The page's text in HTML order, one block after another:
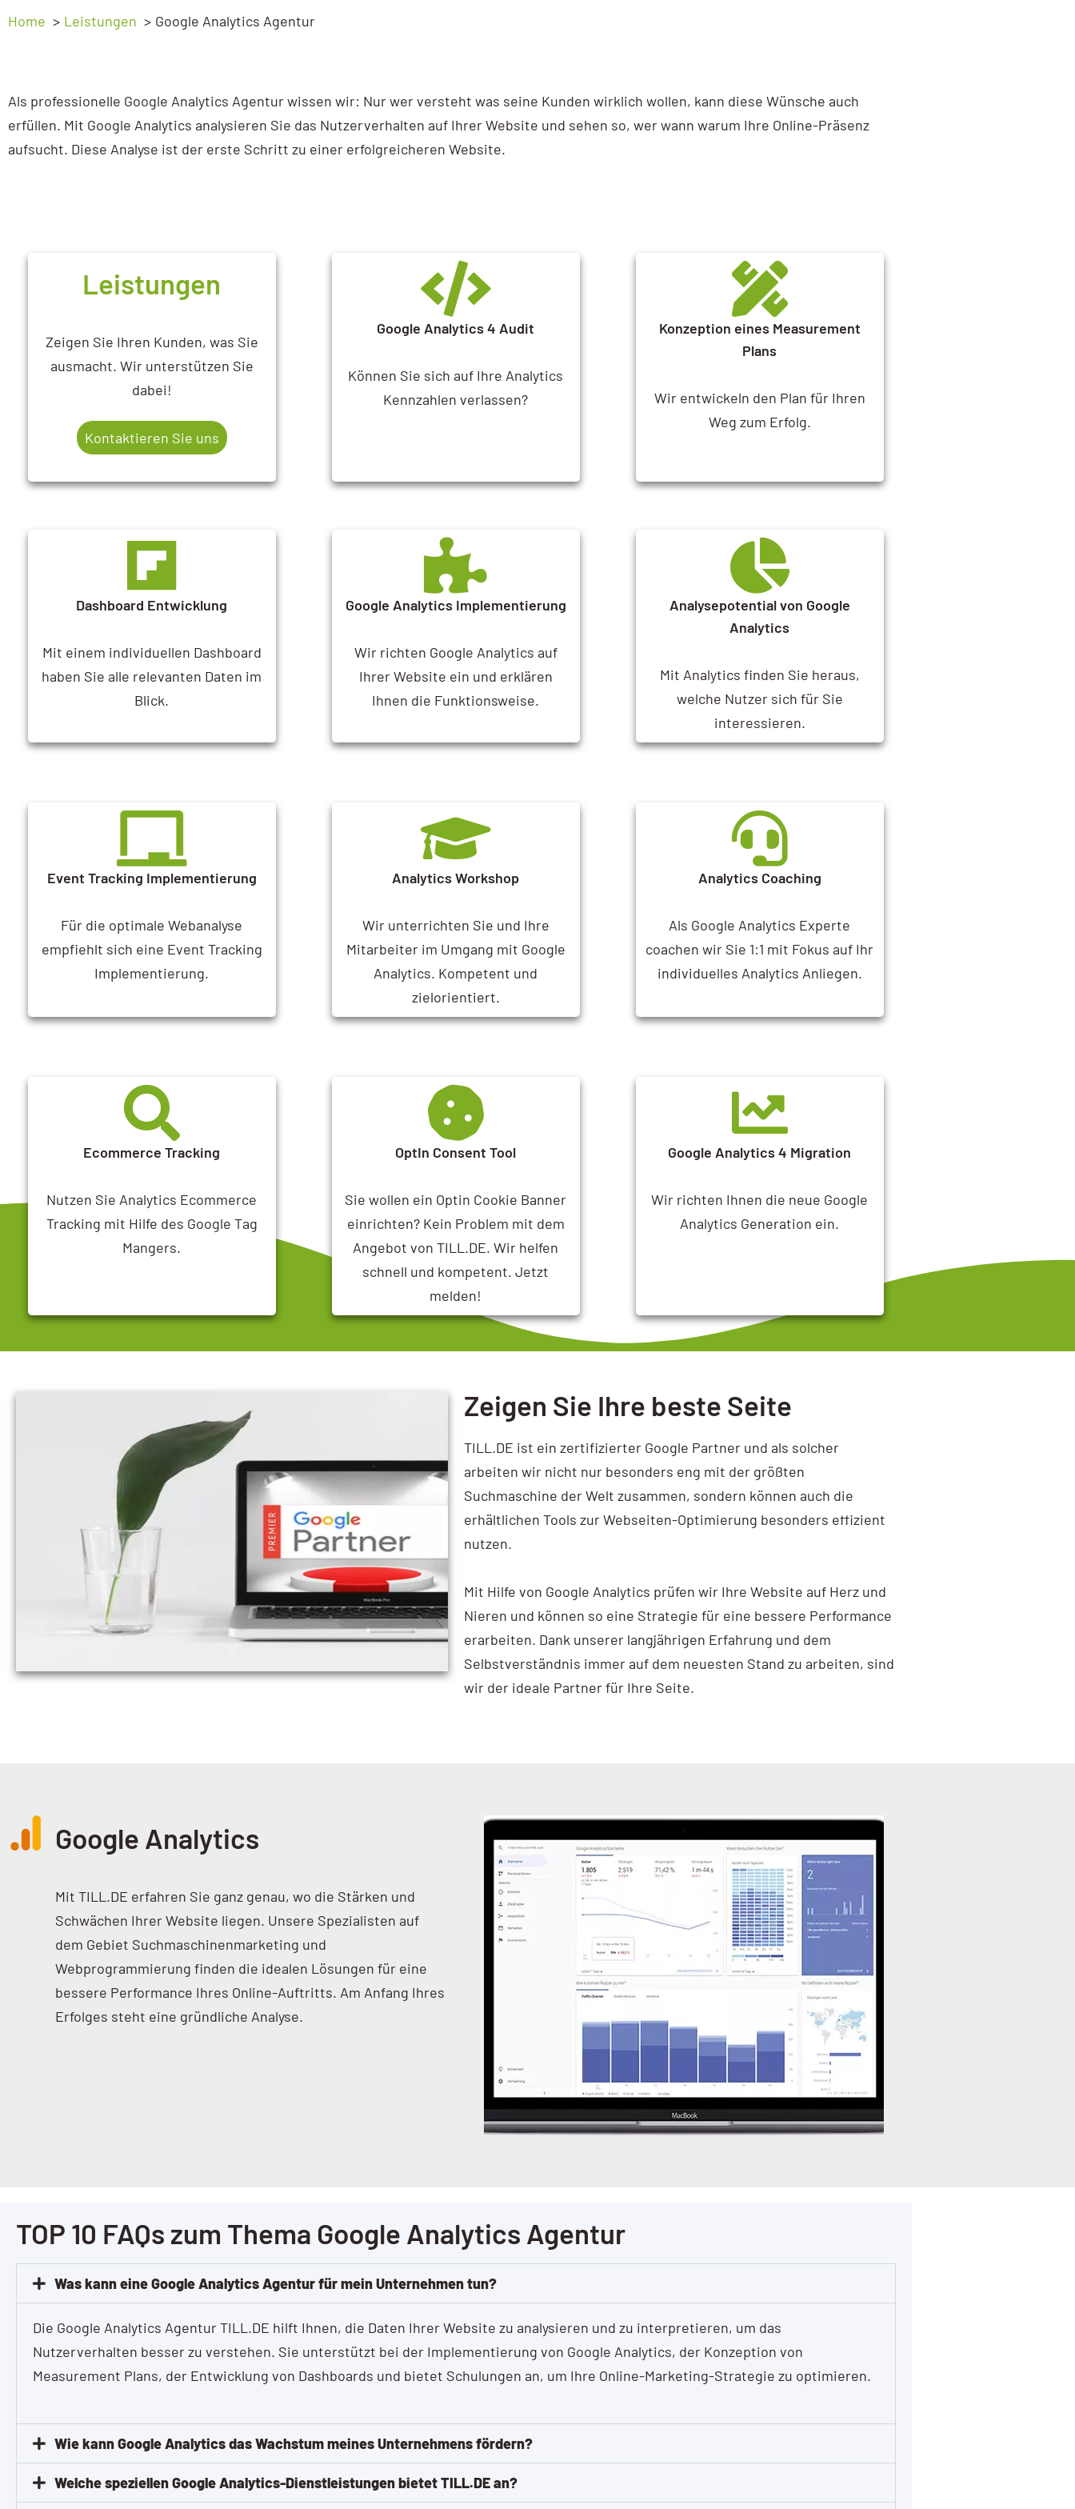
Ads Basic
My Business Workshop
Tag Manager
Google NotebookLM
Search vs Chatbot
Data Studio
Webprogrammierung
GEO – SEO für KI
Sichtbarkeitsanalyse
Home Leistungen Google Analytics Agentur
Als professionelle Google Analytics Agentur wissen wir: Nur wer versteht was seine Kunden wirklich wollen, kann diese Wünsche auch
erfüllen. Mit Google Analytics analysieren Sie das Nutzerverhalten auf Ihrer Website und sehen so, wer wann warum Ihre Online-Präsenz
aufsucht. Diese Analyse ist der erste Schritt zu einer erfolgreicheren Website.
Leistungen
Zeigen Sie Ihren Kunden, was Sie
ausmacht. Wir unterstützen Sie
dabei!
Kontaktieren Sie uns
Google Analytics 4 Audit
Können Sie sich auf Ihre Analytics
Kennzahlen verlassen?
Konzeption eines Measurement
Plans
Wir entwickeln den Plan für Ihren
Weg zum Erfolg.
Dashboard Entwicklung
Mit einem individuellen Dashboard
haben Sie alle relevanten Daten im
Blick.
Google Analytics Implementierung
Wir richten Google Analytics auf
Ihrer Website ein und erklären
Ihnen die Funktionsweise.
Analysepotential von Google
Analytics
Mit Analytics finden Sie heraus,
welche Nutzer sich für Sie
interessieren.
Event Tracking Implementierung
Für die optimale Webanalyse
empfiehlt sich eine Event Tracking
Implementierung.
Analytics Workshop
Wir unterrichten Sie und Ihre
Mitarbeiter im Umgang mit Google
Analytics. Kompetent und
zielorientiert.
Analytics Coaching
Als Google Analytics Experte
coachen wir Sie 1:1 mit Fokus auf Ihr
individuelles Analytics Anliegen.
Ecommerce Tracking
Nutzen Sie Analytics Ecommerce
Tracking mit Hilfe des Google Tag
Mangers.
OptIn Consent Tool
Sie wollen ein Optin Cookie Banner
einrichten? Kein Problem mit dem
Angebot von TILL.DE. Wir helfen
schnell und kompetent. Jetzt
melden!
Google Analytics 4 Migration
Wir richten Ihnen die neue Google
Analytics Generation ein.
Zeigen Sie Ihre beste Seite
TILL.DE ist ein zertifizierter Google Partner und als solcher
arbeiten wir nicht nur besonders eng mit der größten
Suchmaschine der Welt zusammen, sondern können auch die
erhältlichen Tools zur Webseiten-Optimierung besonders effizient
nutzen.
Mit Hilfe von Google Analytics prüfen wir Ihre Website auf Herz und
Nieren und können so eine Strategie für eine bessere Performance
erarbeiten. Dank unserer langjährigen Erfahrung und dem
Selbstverständnis immer auf dem neuesten Stand zu arbeiten, sind
wir der ideale Partner für Ihre Seite.
Google Analytics
Mit TILL.DE erfahren Sie ganz genau, wo die Stärken und
Schwächen Ihrer Website liegen. Unsere Spezialisten auf
dem Gebiet Suchmaschinenmarketing und
Webprogrammierung finden die idealen Lösungen für eine
bessere Performance Ihres Online-Auftritts. Am Anfang Ihres
Erfolges steht eine gründliche Analyse.
TOP 10 FAQs zum Thema Google Analytics Agentur
Was kann eine Google Analytics Agentur für mein Unternehmen tun?
Die Google Analytics Agentur TILL.DE hilft Ihnen, die Daten Ihrer Website zu analysieren und zu interpretieren, um das
Nutzerverhalten besser zu verstehen. Sie unterstützt bei der Implementierung von Google Analytics, der Konzeption von
Measurement Plans, der Entwicklung von Dashboards und bietet Schulungen an, um Ihre Online-Marketing-Strategie zu optimieren.
Wie kann Google Analytics das Wachstum meines Unternehmens fördern?
Welche speziellen Google Analytics-Dienstleistungen bietet TILL.DE an?